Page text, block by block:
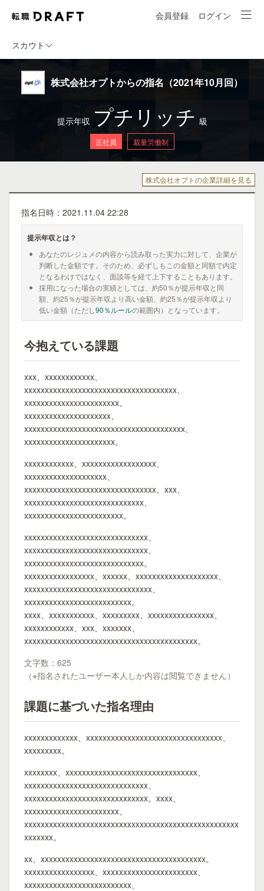
会員登録 ログイン
スカウト
株式会社オプトからの指名（2021年10月回）
提示年収 プチリッチ 級
正社員 裁量労働制
株式会社オプトの企業詳細を見る
指名日時：2021.11.04 22:28
提示年収とは？
あなたのレジュメの内容から読み取った実力に対して、企業が
判断した金額です。そのため、必ずしもこの金額と同額で内定
となるわけではなく、面談等を経て上下することもあります。
採用になった場合の実績としては、約50％が提示年収と同
額、約25％が提示年収より高い金額、約25％が提示年収より
低い金額（ただし90％ルールの範囲内）となっています。
今抱えている課題
xxx、xxxxxxxxxxxx、
xxxxxxxxxxxxxxxxxxxxxxxxxxxxxxxxxxxxx、
xxxxxxxxxxxxxxxxxxxxxxx。
xxxxxxxxxxxxxxxxxxxxx、
xxxxxxxxxxxxxxxxxxxxxxxxxxxxxxxxxxxxxxx、
xxxxxxxxxxxxxxxxxxxxxx。
xxxxxxxxxxxx、xxxxxxxxxxxxxxxxxx、
xxxxxxxxxxxxxxxxxxxx、
xxxxxxxxxxxxxxxxxxxxxxxxxxxxxxxx、xxx、
xxxxxxxxxxxxxxxxxxxxxxxxxxxxx、
xxxxxxxxxxxxxxxxxxxxxxxx。
xxxxxxxxxxxxxxxxxxxxxxxxxxxxxx、
xxxxxxxxxxxxxxxxxxxxxxxxxxxxxx、
xxxxxxxxxxxxxxxxxxxxxxxxxxxxx。
xxxxxxxxxxxxxxxxx、xxxxxx、xxxxxxxxxxxxxxxxxxxx、
xxxxxxxxxxxxxxxxxxxxxxxxxxxxxxx、
xxxxxxxxxxxxxxxxxxxxxxxxxx。
xxxx、xxxxxxxxxxx、xxxxxxxxx、xxxxxxxxxxxxxxxx、
xxxxxxxxxxxx、xxx、xxxxxxx、
xxxxxxxxxxxxxxxxxxxxxxxxxxxxxxxxxxxxxxxxxx。
文字数：625
（※指名されたユーザー本人しか内容は閲覧できません）
課題に基づいた指名理由
xxxxxxxxxxxxx、xxxxxxxxxxxxxxxxxxxxxxxxxxxxxxxxx、
xxxxxxxxx。
xxxxxxxx、xxxxxxxxxxxxxxxxxxxxxxxxxxxxxxxx、
xxxxxxxxxxxxxxxxxxxxxxxxxxxxxx、
xxxxxxxxxxxxxxxxxxxxxxxxxxxxxx。xxxx、
xxxxxxxxxxxxxxxxxxxxxxx、
xxxxxxxxxxxxxxxxxxxxxxxxxxxxxxxxxxxxxxxxxxxxxxxxxxxx
xxxxxxx。
xx、xxxxxxxxxxxxxxxxxxxxxxxxxxxxxxxxxxxxxxxx。
xxxxxxxxxxxxxxxxx、xxxxxxxxxxxxxxxxxxxxxxx、
xxxxxxxxxxxxxxxxxxxxxxxxxx、